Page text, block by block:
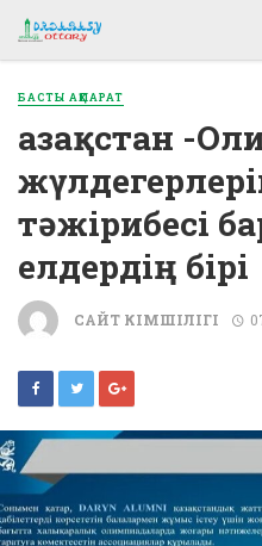
БАСТЫ АҚПАРАТ
Қазақстан -
тәжірибесі
елдердің бірі
САЙТ ӘКІМШІЛІГІ